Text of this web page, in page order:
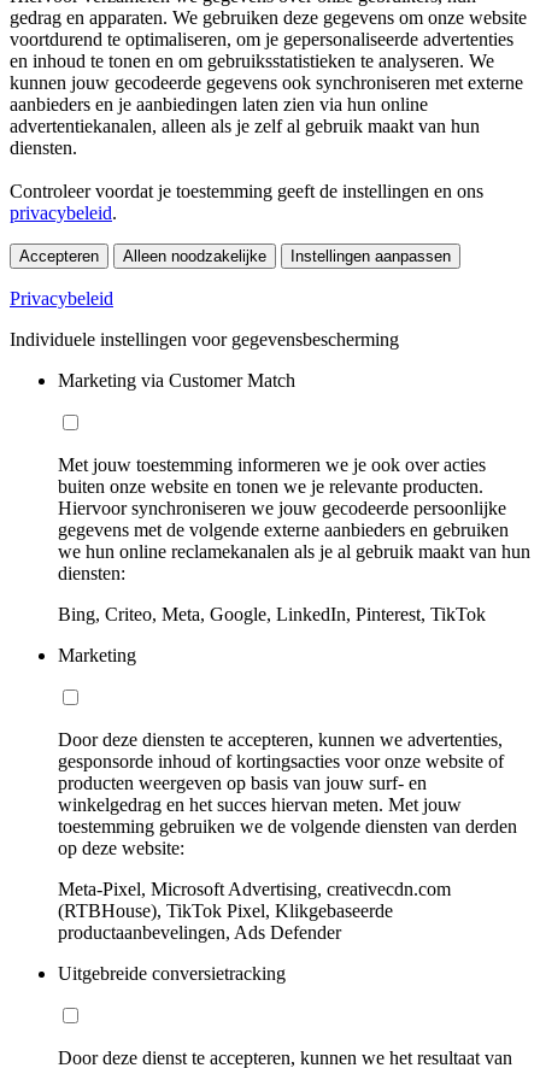
gedrag en apparaten. We gebruiken deze gegevens om onze website
voortdurend te optimaliseren, om je gepersonaliseerde advertenties
en inhoud te tonen en om gebruiksstatistieken te analyseren. We
kunnen jouw gecodeerde gegevens ook synchroniseren met externe
aanbieders en je aanbiedingen laten zien via hun online
advertentiekanalen, alleen als je zelf al gebruik maakt van hun
diensten.
Controleer voordat je toestemming geeft de instellingen en ons
privacybeleid.
Accepteren Alleen noodzakelijke Instellingen aanpassen
Privacybeleid
Individuele instellingen voor gegevensbescherming
Marketing via Customer Match
Met jouw toestemming informeren we je ook over acties
buiten onze website en tonen we je relevante producten.
Hiervoor synchroniseren we jouw gecodeerde persoonlijke
gegevens met de volgende externe aanbieders en gebruiken
we hun online reclamekanalen als je al gebruik maakt van hun
diensten:
Bing, Criteo, Meta, Google, LinkedIn, Pinterest, TikTok
Marketing
Door deze diensten te accepteren, kunnen we advertenties,
gesponsorde inhoud of kortingsacties voor onze website of
producten weergeven op basis van jouw surf- en
winkelgedrag en het succes hiervan meten. Met jouw
toestemming gebruiken we de volgende diensten van derden
op deze website:
Meta-Pixel, Microsoft Advertising, creativecdn.com
(RTBHouse), TikTok Pixel, Klikgebaseerde
productaanbevelingen, Ads Defender
Uitgebreide conversietracking
Door deze dienst te accepteren, kunnen we het resultaat van